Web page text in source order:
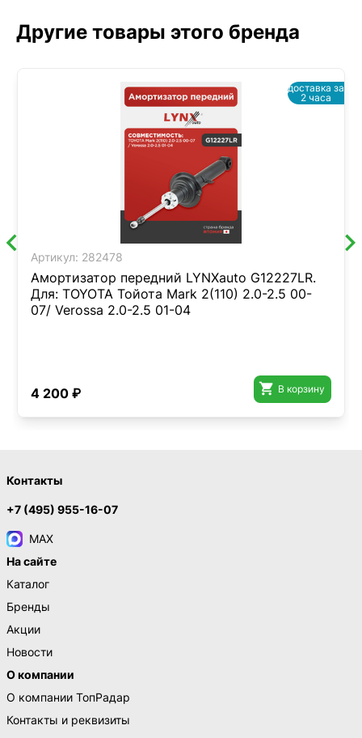
Другие товары этого бренда
Артикул: 282478
Амортизатор передний LYNXauto G12227LR.
Для: TOYOTA Тойота Mark 2(110) 2.0-2.5 00-
07/ Verossa 2.0-2.5 01-04
4 200 ₽  В корзину
доставка за
2 часа
Контакты
+7 (495) 955-16-07
MAX
На сайте
Каталог
Бренды
Акции
Новости
О компании
О компании ТопРадар
Контакты и реквизиты